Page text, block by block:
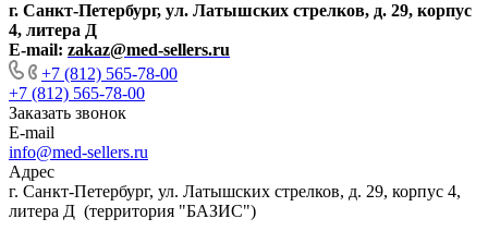
г. Санкт-Петербург, ул. Латышских стрелков, д. 29, корпус
4, литера Д
E-mail: zakaz@med-sellers.ru
+7 (812) 565-78-00
+7 (812) 565-78-00
Заказать звонок
E-mail
info@med-sellers.ru
Адрес
г. Санкт-Петербург, ул. Латышских стрелков, д. 29, корпус 4,
литера Д (территория "БАЗИС")